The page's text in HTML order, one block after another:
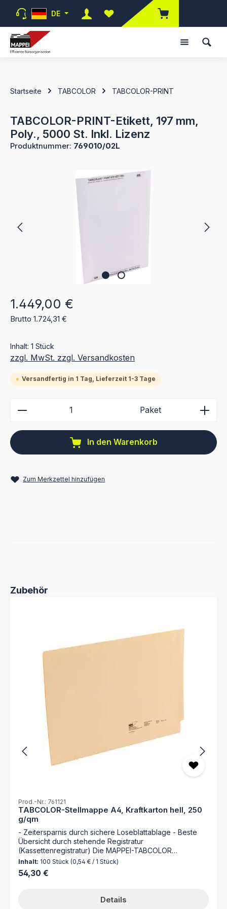
Zum Hauptinhalt springen
DE
Du hast 0 Produkte auf dem
Startseite TABCOLOR TABCOLOR-PRINT
TABCOLOR-PRINT-Etikett, 197 mm,
Poly., 5000 St. Inkl. Lizenz
Produktnummer: 769010/02L
Bildergalerie überspringen
Regulärer Preis:
1.449,00 €
Brutto 1.724,31 €
Inhalt: 1 Stück
zzgl. MwSt. zzgl. Versandkosten
Versandfertig in 1 Tag, Lieferzeit 1-3 Tage
Produkt Anzahl: Gib den gewünschten Wert ein
Paket
In den Warenkorb
Zum Merkzettel hinzufügen
Produktgalerie überspringen
Zubehör
Prod.-Nr.: 761121
TABCOLOR-Stellmappe A4, Kraftkarton hell, 250
g/qm
- Zeitersparnis durch sichere Loseblattablage - Beste
Übersicht durch stehende Registratur
(Kassettenregistratur) Die MAPPEI-TABCOLOR
Stellmappe ist die ideale Lösung für effizientes laterales
Dokumentenmanagement. Gefertigt aus hochwertigem
Kraftkarton mit einer Stärke von 250g/m² bietet sie nicht
ansprechende Haptik. Die doppelt umleimten
Vorderkanten verstärken nicht nur die Mappe, sondern
Inhalt: 100 Stück (0,54 € / 1 Stück)
Regulärer Preis:
54,30 €
Details